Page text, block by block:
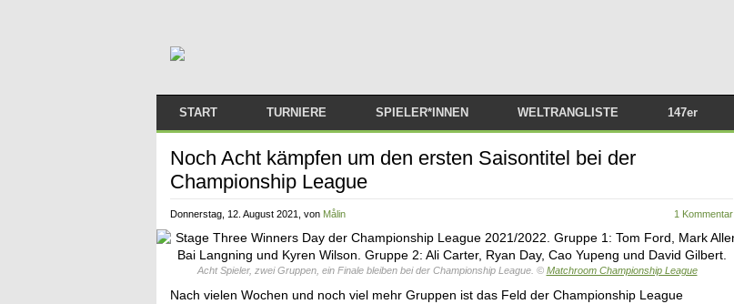
START
ARTIKEL
MELDUNGEN
FRAUEN IM SNOOKER
ARTICLES IN ENGLISH
TURNIERE
2026/2027
2025/2026
2024/2025
2023/2024
SPIELER*INNEN WELTRANGLISTE 147er
Noch Acht kämpfen um den ersten Saisontitel bei der
Championship League
Donnerstag, 12. August 2021 , von Målin 1 Kommentar
Acht Spieler, zwei Gruppen, ein Finale bleiben bei der Championship League. © Matchroom Championship League
Nach vielen Wochen und noch viel mehr Gruppen ist das Feld der Championship League